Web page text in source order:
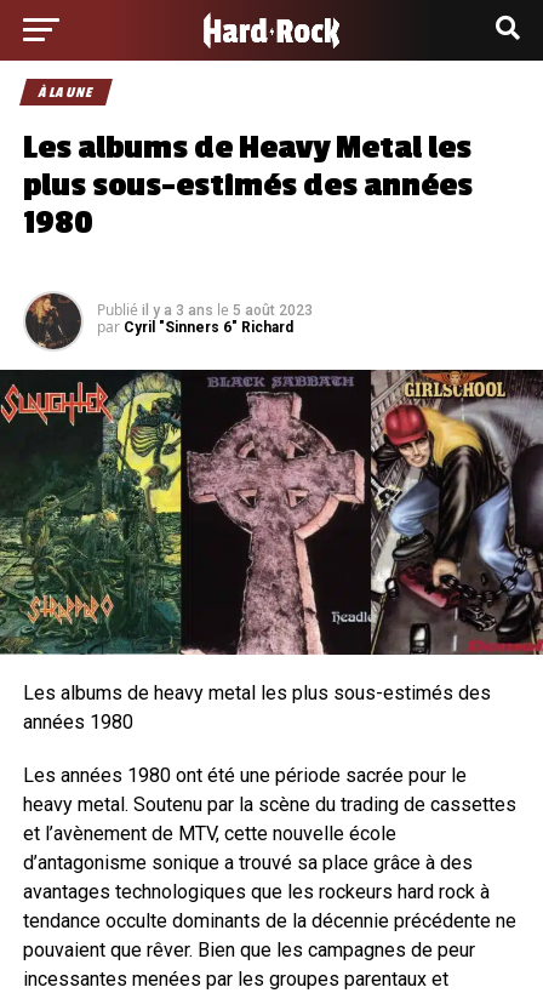
À LA UNE
Les albums de Heavy Metal les
plus sous-estimés des années
1980
Publié il y a 3 ans le 5 août 2023
par Cyril "Sinners 6" Richard
Les albums de heavy metal les plus sous-estimés des
années 1980
Les années 1980 ont été une période sacrée pour le
heavy metal. Soutenu par la scène du trading de cassettes
et l’avènement de MTV, cette nouvelle école
d’antagonisme sonique a trouvé sa place grâce à des
avantages technologiques que les rockeurs hard rock à
tendance occulte dominants de la décennie précédente ne
pouvaient que rêver. Bien que les campagnes de peur
incessantes menées par les groupes parentaux et